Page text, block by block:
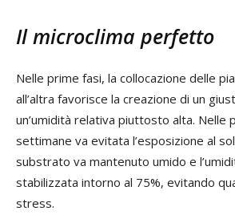
Il microclima perfetto
Nelle prime fasi, la collocazione delle
all’altra favorisce la creazione di un
un’umidità relativa piuttosto alta. Nelle
settimane va evitata l’esposizione al
substrato va mantenuto umido e
stabilizzata intorno al 75%, evitando
stress.